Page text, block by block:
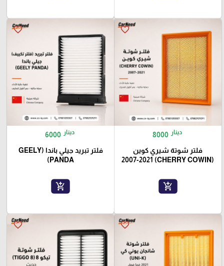
favorite_border
8000 دينار
فلتر شوتة شيري كوين
(CHERRY COWIN) 2007-2021
add_shopping_cart
favorite_border
6000 دينار
فلتر تبريد جيلي باندا (GEELY
PANDA)
add_shopping_cart
favorite_border
favorite_border